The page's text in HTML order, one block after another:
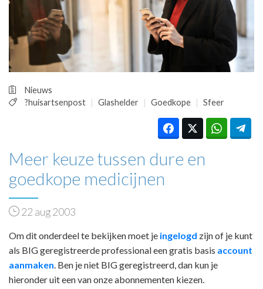
PRAKTIJKZAKEN
TARIEVEN
VPHUISARTSEN
MEDISCHE VAKHANDEL
REGISTRATIE
Nieuws
?huisartsenpost
Glashelder Goedkope Sfeer
Meer keuze tussen dure en
goedkope medicijnen
22 aug 2003
Om dit onderdeel te bekijken moet je ingelogd zijn of je kunt
als BIG geregistreerde professional een gratis basis account
aanmaken . Ben je niet BIG geregistreerd, dan kun je
hieronder uit een van onze abonnementen kiezen.